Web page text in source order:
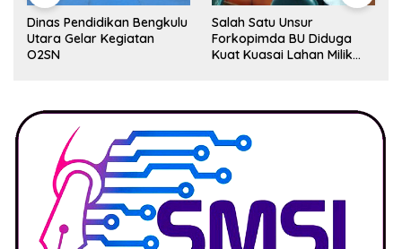
Dinas Pendidikan Bengkulu
Utara Gelar Kegiatan
O2SN
Salah Satu Unsur
Forkopimda BU Diduga
Kuat Kuasai Lahan Milik